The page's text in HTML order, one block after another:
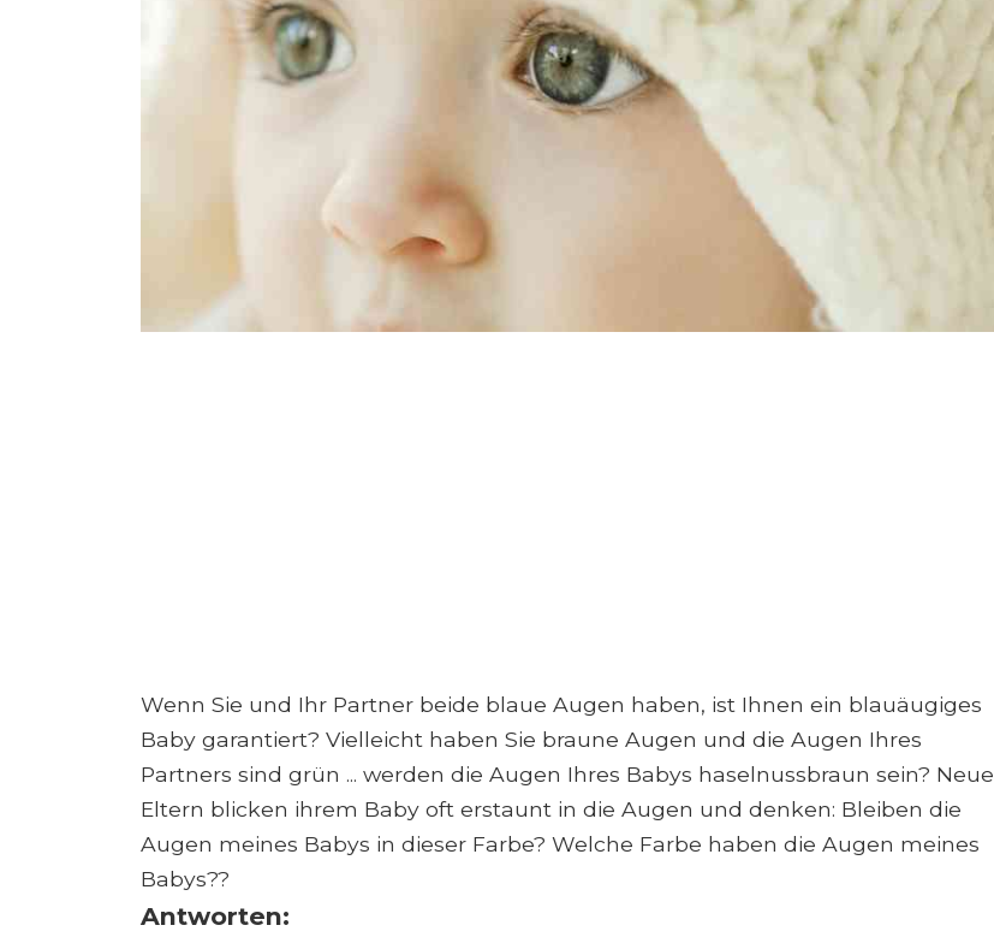
Wenn Sie und Ihr Partner beide blaue Augen haben, ist Ihnen ein blauäugiges
Baby garantiert? Vielleicht haben Sie braune Augen und die Augen Ihres
Partners sind grün ... werden die Augen Ihres Babys haselnussbraun sein? Neue
Eltern blicken ihrem Baby oft erstaunt in die Augen und denken: Bleiben die
Augen meines Babys in dieser Farbe? Welche Farbe haben die Augen meines
Babys??
Antworten: